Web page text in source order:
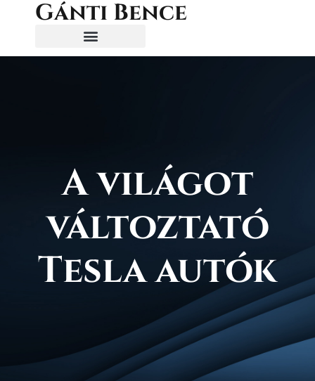
Gánti Bence
A világot
változtató
Tesla autók